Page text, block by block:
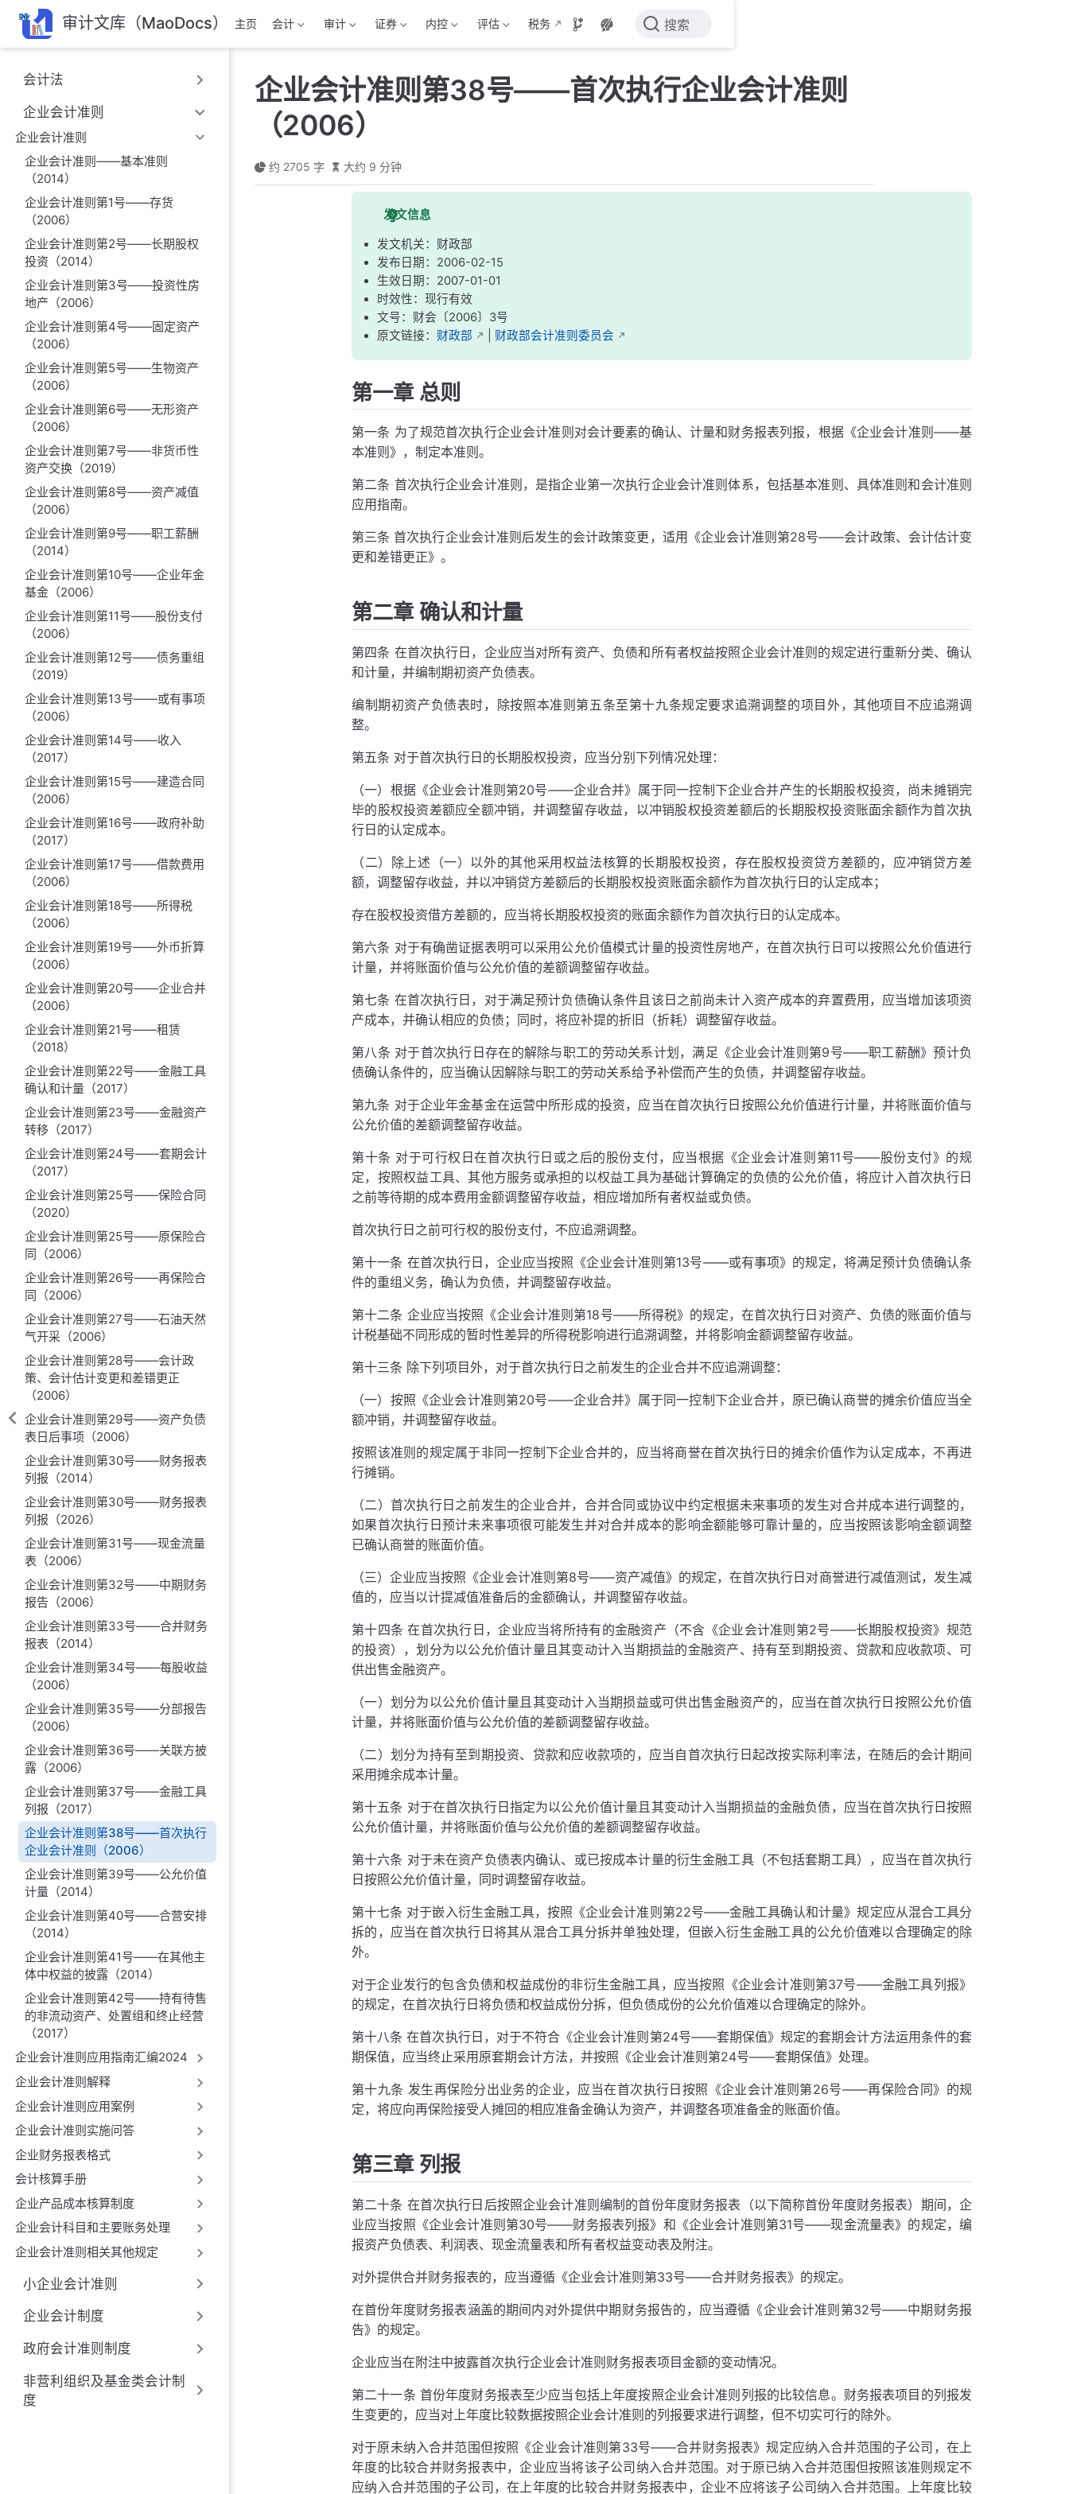
跳
至
主
內
容
审计文库（MaoDocs） 主页 会计 审计 证券 内控 评估 税务 搜索
会计法
企业会计准则
企业会计准则
企业会计准则——基本准则
（2014）
企业会计准则第1号——存货
（2006）
企业会计准则第2号——长期股权
投资（2014）
企业会计准则第3号——投资性房
地产（2006）
企业会计准则第4号——固定资产
（2006）
企业会计准则第5号——生物资产
（2006）
企业会计准则第6号——无形资产
（2006）
企业会计准则第7号——非货币性
资产交换（2019）
企业会计准则第8号——资产减值
（2006）
企业会计准则第9号——职工薪酬
（2014）
企业会计准则第10号——企业年金
基金（2006）
企业会计准则第11号——股份支付
（2006）
企业会计准则第12号——债务重组
（2019）
企业会计准则第13号——或有事项
（2006）
企业会计准则第14号——收入
（2017）
企业会计准则第15号——建造合同
（2006）
企业会计准则第16号——政府补助
（2017）
企业会计准则第17号——借款费用
（2006）
企业会计准则第18号——所得税
（2006）
企业会计准则第19号——外币折算
（2006）
企业会计准则第20号——企业合并
（2006）
企业会计准则第21号——租赁
（2018）
企业会计准则第22号——金融工具
确认和计量（2017）
企业会计准则第23号——金融资产
转移（2017）
企业会计准则第24号——套期会计
（2017）
企业会计准则第25号——保险合同
（2020）
企业会计准则第25号——原保险合
同（2006）
企业会计准则第26号——再保险合
同（2006）
企业会计准则第27号——石油天然
气开采（2006）
企业会计准则第28号——会计政
策、会计估计变更和差错更正
（2006）
企业会计准则第29号——资产负债
表日后事项（2006）
企业会计准则第30号——财务报表
列报（2014）
企业会计准则第30号——财务报表
列报（2026）
企业会计准则第31号——现金流量
表（2006）
企业会计准则第32号——中期财务
报告（2006）
企业会计准则第33号——合并财务
报表（2014）
企业会计准则第34号——每股收益
（2006）
企业会计准则第35号——分部报告
（2006）
企业会计准则第36号——关联方披
露（2006）
企业会计准则第37号——金融工具
列报（2017）
企业会计准则第38号——首次执行
企业会计准则（2006）
企业会计准则第39号——公允价值
计量（2014）
企业会计准则第40号——合营安排
（2014）
企业会计准则第41号——在其他主
体中权益的披露（2014）
企业会计准则第42号——持有待售
的非流动资产、处置组和终止经营
（2017）
企业会计准则应用指南汇编2024
企业会计准则解释
企业会计准则应用案例
企业会计准则实施问答
企业财务报表格式
会计核算手册
企业产品成本核算制度
企业会计科目和主要账务处理
企业会计准则相关其他规定
小企业会计准则
企业会计制度
政府会计准则制度
非营利组织及基金类会计制
度
企业会计准则第38号——首次执行企业会计准则
（2006）
约 2705 字 大约 9 分钟
发文信息
发文机关：财政部
发布日期：2006-02-15
生效日期：2007-01-01
时效性：现行有效
文号：财会〔2006〕3号
原文链接： 财政部 财政部会计准则委员会
第一章 总则
第一条 为了规范首次执行企业会计准则对会计要素的确认、计量和财务报表列报，根据《企业会计准则——基
本准则》，制定本准则。
第二条 首次执行企业会计准则，是指企业第一次执行企业会计准则体系，包括基本准则、具体准则和会计准则
应用指南。
第三条 首次执行企业会计准则后发生的会计政策变更，适用《企业会计准则第28号——会计政策、会计估计变
更和差错更正》。
第二章 确认和计量
第四条 在首次执行日，企业应当对所有资产、负债和所有者权益按照企业会计准则的规定进行重新分类、确认
和计量，并编制期初资产负债表。
编制期初资产负债表时，除按照本准则第五条至第十九条规定要求追溯调整的项目外，其他项目不应追溯调
整。
第五条 对于首次执行日的长期股权投资，应当分别下列情况处理：
（一）根据《企业会计准则第20号——企业合并》属于同一控制下企业合并产生的长期股权投资，尚未摊销完
毕的股权投资差额应全额冲销，并调整留存收益，以冲销股权投资差额后的长期股权投资账面余额作为首次执
行日的认定成本。
（二）除上述（一）以外的其他采用权益法核算的长期股权投资，存在股权投资贷方差额的，应冲销贷方差
额，调整留存收益，并以冲销贷方差额后的长期股权投资账面余额作为首次执行日的认定成本；
存在股权投资借方差额的，应当将长期股权投资的账面余额作为首次执行日的认定成本。
第六条 对于有确凿证据表明可以采用公允价值模式计量的投资性房地产，在首次执行日可以按照公允价值进行
计量，并将账面价值与公允价值的差额调整留存收益。
第七条 在首次执行日，对于满足预计负债确认条件且该日之前尚未计入资产成本的弃置费用，应当增加该项资
产成本，并确认相应的负债；同时，将应补提的折旧（折耗）调整留存收益。
第八条 对于首次执行日存在的解除与职工的劳动关系计划，满足《企业会计准则第9号——职工薪酬》预计负
债确认条件的，应当确认因解除与职工的劳动关系给予补偿而产生的负债，并调整留存收益。
第九条 对于企业年金基金在运营中所形成的投资，应当在首次执行日按照公允价值进行计量，并将账面价值与
公允价值的差额调整留存收益。
第十条 对于可行权日在首次执行日或之后的股份支付，应当根据《企业会计准则第11号——股份支付》的规
定，按照权益工具、其他方服务或承担的以权益工具为基础计算确定的负债的公允价值，将应计入首次执行日
之前等待期的成本费用金额调整留存收益，相应增加所有者权益或负债。
首次执行日之前可行权的股份支付，不应追溯调整。
第十一条 在首次执行日，企业应当按照《企业会计准则第13号——或有事项》的规定，将满足预计负债确认条
件的重组义务，确认为负债，并调整留存收益。
第十二条 企业应当按照《企业会计准则第18号——所得税》的规定，在首次执行日对资产、负债的账面价值与
计税基础不同形成的暂时性差异的所得税影响进行追溯调整，并将影响金额调整留存收益。
第十三条 除下列项目外，对于首次执行日之前发生的企业合并不应追溯调整：
（一）按照《企业会计准则第20号——企业合并》属于同一控制下企业合并，原已确认商誉的摊余价值应当全
额冲销，并调整留存收益。
按照该准则的规定属于非同一控制下企业合并的，应当将商誉在首次执行日的摊余价值作为认定成本，不再进
行摊销。
（二）首次执行日之前发生的企业合并，合并合同或协议中约定根据未来事项的发生对合并成本进行调整的，
如果首次执行日预计未来事项很可能发生并对合并成本的影响金额能够可靠计量的，应当按照该影响金额调整
已确认商誉的账面价值。
（三）企业应当按照《企业会计准则第8号——资产减值》的规定，在首次执行日对商誉进行减值测试，发生减
值的，应当以计提减值准备后的金额确认，并调整留存收益。
第十四条 在首次执行日，企业应当将所持有的金融资产（不含《企业会计准则第2号——长期股权投资》规范
的投资），划分为以公允价值计量且其变动计入当期损益的金融资产、持有至到期投资、贷款和应收款项、可
供出售金融资产。
（一）划分为以公允价值计量且其变动计入当期损益或可供出售金融资产的，应当在首次执行日按照公允价值
计量，并将账面价值与公允价值的差额调整留存收益。
（二）划分为持有至到期投资、贷款和应收款项的，应当自首次执行日起改按实际利率法，在随后的会计期间
采用摊余成本计量。
第十五条 对于在首次执行日指定为以公允价值计量且其变动计入当期损益的金融负债，应当在首次执行日按照
公允价值计量，并将账面价值与公允价值的差额调整留存收益。
第十六条 对于未在资产负债表内确认、或已按成本计量的衍生金融工具（不包括套期工具），应当在首次执行
日按照公允价值计量，同时调整留存收益。
第十七条 对于嵌入衍生金融工具，按照《企业会计准则第22号——金融工具确认和计量》规定应从混合工具分
拆的，应当在首次执行日将其从混合工具分拆并单独处理，但嵌入衍生金融工具的公允价值难以合理确定的除
外。
对于企业发行的包含负债和权益成份的非衍生金融工具，应当按照《企业会计准则第37号——金融工具列报》
的规定，在首次执行日将负债和权益成份分拆，但负债成份的公允价值难以合理确定的除外。
第十八条 在首次执行日，对于不符合《企业会计准则第24号——套期保值》规定的套期会计方法运用条件的套
期保值，应当终止采用原套期会计方法，并按照《企业会计准则第24号——套期保值》处理。
第十九条 发生再保险分出业务的企业，应当在首次执行日按照《企业会计准则第26号——再保险合同》的规
定，将应向再保险接受人摊回的相应准备金确认为资产，并调整各项准备金的账面价值。
第三章 列报
第二十条 在首次执行日后按照企业会计准则编制的首份年度财务报表（以下简称首份年度财务报表）期间，企
业应当按照《企业会计准则第30号——财务报表列报》和《企业会计准则第31号——现金流量表》的规定，编
报资产负债表、利润表、现金流量表和所有者权益变动表及附注。
对外提供合并财务报表的，应当遵循《企业会计准则第33号——合并财务报表》的规定。
在首份年度财务报表涵盖的期间内对外提供中期财务报告的，应当遵循《企业会计准则第32号——中期财务报
告》的规定。
企业应当在附注中披露首次执行企业会计准则财务报表项目金额的变动情况。
第二十一条 首份年度财务报表至少应当包括上年度按照企业会计准则列报的比较信息。财务报表项目的列报发
生变更的，应当对上年度比较数据按照企业会计准则的列报要求进行调整，但不切实可行的除外。
对于原未纳入合并范围但按照《企业会计准则第33号——合并财务报表》规定应纳入合并范围的子公司，在上
年度的比较合并财务报表中，企业应当将该子公司纳入合并范围。对于原已纳入合并范围但按照该准则规定不
应纳入合并范围的子公司，在上年度的比较合并财务报表中，企业不应将该子公司纳入合并范围。上年度比较